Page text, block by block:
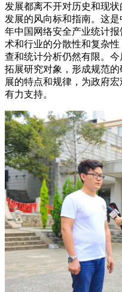
发展都离不开对历史和现
发展的风向标和指南。这
年中国网络安全产业统计
术和行业的分散性和复杂
查和统计分析仍然有限。
拓展研究对象，形成规范
展的特点和规律，为政府
有力支持。